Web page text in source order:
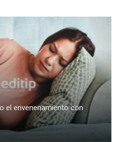
el envenenamiento con